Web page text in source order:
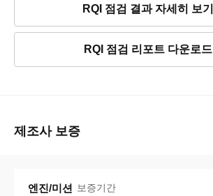
RQI 점검 결과 자세히 보기
RQI 점검 리포트 다운로드
제조사 보증
엔진/미션 보증기간